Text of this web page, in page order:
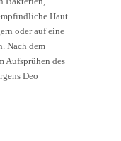
Haut
oder auf eine
Nach dem
Aufsprühen des
Deo